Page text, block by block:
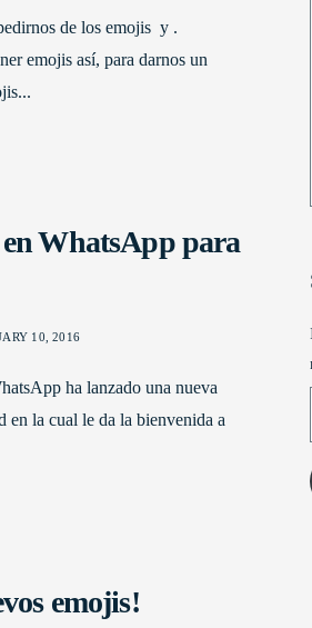
de los emojis y .
emojis así, para darnos un
...
WhatsApp para
10, 2016
ha lanzado una nueva
en la cual le da la bienvenida a
emojis!